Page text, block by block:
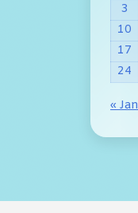
3
10
17
24
« Jan